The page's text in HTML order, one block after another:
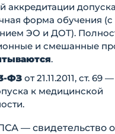
аккредитации
форма обучения (с
ЭО и ДОТ).
и смешанные
.
ФЗ от 21.11.2011, ст. 69
к медицинской
— свидетельство